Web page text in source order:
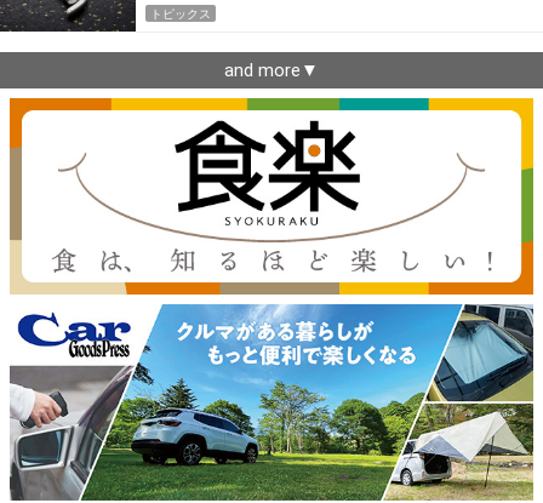
トピックス
and more▼